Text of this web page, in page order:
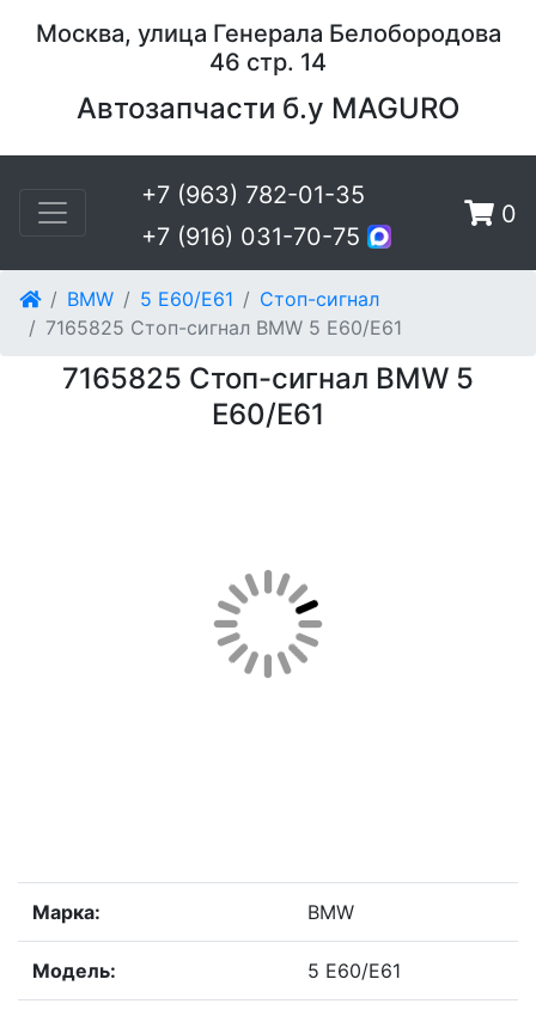
Москва, улица Генерала Белобородова
46 стр. 14
Автозапчасти б.у MAGURO
+7 (963) 782-01-35
+7 (916) 031-70-75
0
BMW 5 E60/E61
Стоп-сигнал
7165825 Стоп-сигнал BMW 5 E60/E61
7165825 Стоп-сигнал BMW 5
E60/E61
Марка: BMW
Модель: 5 E60/E61